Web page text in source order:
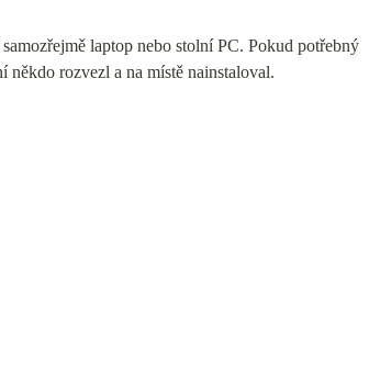
laptop nebo stolní PC. Pokud potřebný
někdo rozvezl a na místě nainstaloval.